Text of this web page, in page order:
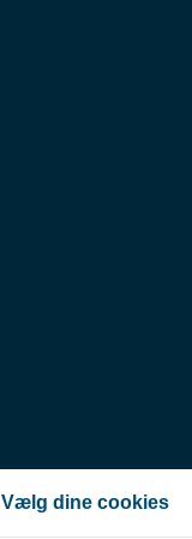
Vælg dine cookies